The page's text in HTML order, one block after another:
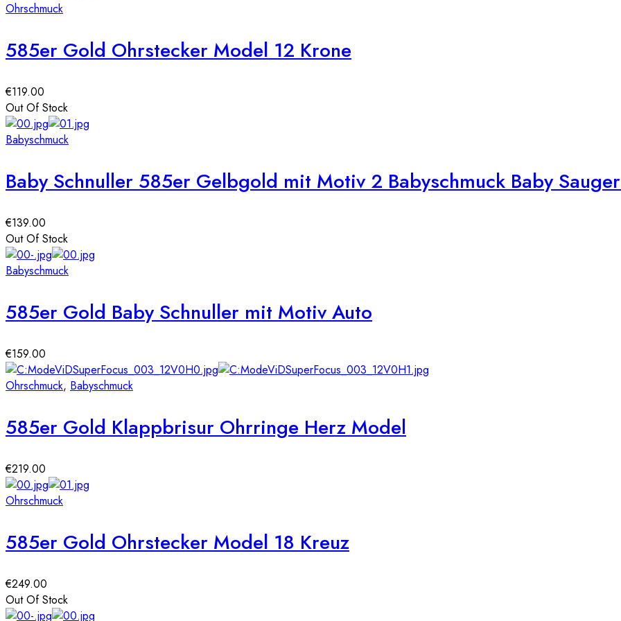
Ohrschmuck
585er Gold Ohrstecker Model 12 Krone
€119.00
Out Of Stock
Babyschmuck
Baby Schnuller 585er Gelbgold mit Motiv 2 Babyschmuck Baby
€139.00
Out Of Stock
Babyschmuck
585er Gold Baby Schnuller mit Motiv Auto
€159.00
Ohrschmuck, Babyschmuck
585er Gold Klappbrisur Ohrringe Herz Model
€219.00
Ohrschmuck
585er Gold Ohrstecker Model 18 Kreuz
€249.00
Out Of Stock